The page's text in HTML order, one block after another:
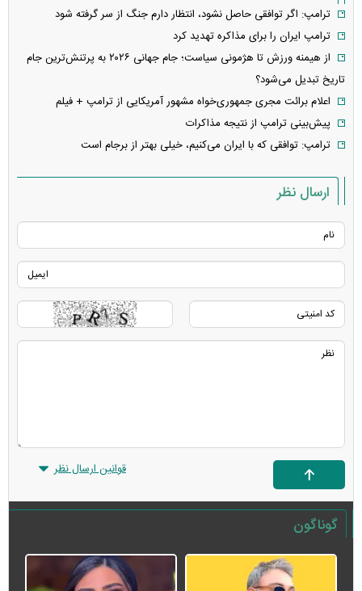
ترامپ: اگر توافقی حاصل نشود، انتظار دارم جنگ از سر گرفته شود
ترامپ ایران را برای مذاکره تهدید کرد
از هیمنه ورزش تا هژمونی سیاست؛ جام جهانی ۲۰۲۶ به پرتنش‌ترین جام
تاریخ تبدیل می‌شود؟
اعلام برائت مجری جمهوری‌خواه مشهور آمریکایی از ترامپ + فیلم
پیش‌بینی ترامپ از نتیجه مذاکرات
ترامپ: توافقی که با ایران می‌کنیم، خیلی بهتر از برجام است
ارسال نظر
قوانین ارسال نظر
گوناگون